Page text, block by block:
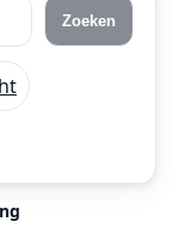
Zoeken